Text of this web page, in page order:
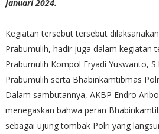
Januari 2024.
Kegiatan tersebut tersebut
Prabumulih, hadir juga dalam kegiatan
Prabumulih Kompol Eryadi Yuswanto,
Prabumulih serta Bhabinkamtibmas
Dalam sambutannya, AKBP Endro
menegaskan bahwa peran
sebagai ujung tombak Polri yang